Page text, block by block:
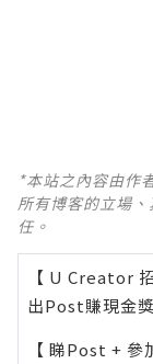
*本站之內容由作
所有博客的立場
任。
【 U Creator 招
出Post賺現金
【 睇Post + 參